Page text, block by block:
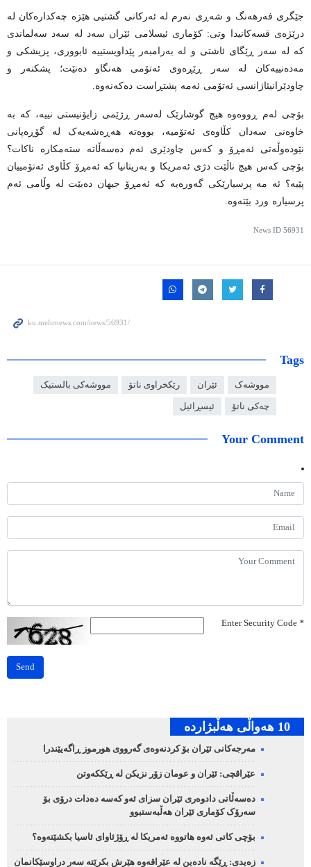
جێگری فەرهەنگ و شەڕی نەرم لە ئەرکانی گشتیی هێزە چەکدارەکان لە
درێژەی قسەکانیدا وتی: کۆماری ئیسلامی ئێران سەد لە سەد سەلماندی
کە لە سەر ڕێگای ئاشتی و لە بەرامبەر پێداویستییە ئابووری، پزیشکی و
مەدەنییەکان لە سەر ڕێڕەوی ئەتۆمی هەنگاو دەنێت؛ پشکنەر و
چاودێرانیئاژانسی ئەتۆمی ئەمە پشتڕاست دەکەنەوە.
بۆچی لەم ڕووەوە هیچ گوشارێک لەسەر ڕژێمی زایۆنیستی نییە، کە بە
خاوەنی سەدان کڵاوەی ئەتۆمیە، بووەتە هەڕەشەیەک لە گۆڕەپانی
نێودەوڵەتی ئەمڕۆ و کەس چاودێری ئەم دەسەڵاتە ستەمکارە ناکات؟
بۆچی کەس هیچ ناڵێت دژی ئەمریکا و بەریتانیا کە ئەمڕۆ کڵاوی ئەتۆمییان
پێیە؟ ئه مه پرسیارێکی گەورەیه که ئەمڕۆ جیهان دەبێت لە وڵامی ئەم
پرسیارە ورد بێتەوە.
News ID 56931
Tags
مووشەک ئێران رێکخراوی ناتۆ مووشەکی بالستیک
چەکی ناتۆ ئیسڕائیل
Your Comment
*
Send
10 هه‌واڵی هه‌ڵبژارده‌
مەرجەکانی ئێران بۆ کردنەوەی گەرووی هورموز ڕاگەیێندرا
عێراقچی: ئێران و عومان زۆر نزیکن لە ڕێککەوتن
دەسەڵاتی دادوەری ئێران سزای ئەو کەسە دەدات درۆی بۆ
سەرۆک کۆماری ئێران هەڵبەستبوو
بۆچی کاتی ئەوە هاتووە ئەمریکا لە ڕۆژئاوای ئاسیا بکشێتەوە؟
زەیدی: ڕێگە نادەین لە عێراقەوە هێرش بکرێتە سەر دراوسێکانمان